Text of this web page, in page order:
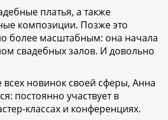
платья, а также
композиции. Позже это
более масштабным: она начала
свадебных залов. И довольно
всех новинок своей сферы, Анна
постоянно участвует в
классах и конференциях.